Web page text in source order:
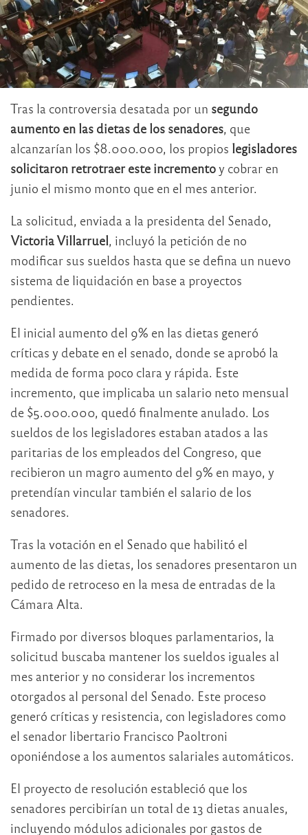
Tras la controversia desatada por un segundo
aumento en las dietas de los senadores, que
alcanzarían los $8.000.000, los propios legisladores
solicitaron retrotraer este incrementoy cobrar en
junio el mismo monto que en el mes anterior.
La solicitud, enviada a la presidenta del Senado,
Victoria Villarruel, incluyó la petición de no
modificar sus sueldos hasta que se defina un nuevo
sistema de liquidación en base a proyectos
pendientes.
El inicial aumento del 9% en las dietas generó
críticas y debate en el senado, donde se aprobó la
medida de forma poco clara y rápida. Este
incremento, que implicaba un salario neto mensual
de $5.000.000, quedó finalmente anulado. Los
sueldos de los legisladores estaban atados a las
paritarias de los empleados del Congreso, que
recibieron un magro aumento del 9% en mayo, y
pretendían vincular también el salario de los
senadores.
Tras la votación en el Senado que habilitó el
aumento de las dietas, los senadores presentaron un
pedido de retroceso en la mesa de entradas de la
Cámara Alta.
Firmado por diversos bloques parlamentarios, la
solicitud buscaba mantener los sueldos iguales al
mes anterior y no considerar los incrementos
otorgados al personal del Senado. Este proceso
generó críticas y resistencia, con legisladores como
el senador libertario Francisco Paoltroni
oponiéndose a los aumentos salariales automáticos.
El proyecto de resolución estableció que los
senadores percibirían un total de 13 dietas anuales,
incluyendo módulos adicionales por gastos de